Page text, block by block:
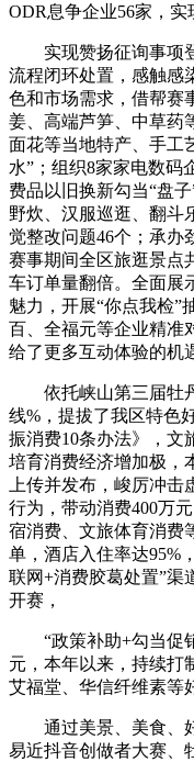
ODR息争企业56家，实
实现赞扬征询事项登
流程闭环处置，感触感
色和市场需求，借帮赛
姜、高端芦笋、中草药
面花等当地特产、手工
水”；组织8家家电数码
费品以旧换新勾当“盘
野炊、汉服巡逛、翻斗
觉整改问题46个；承办
赛事期间全区旅逛景点
车订单量翻倍。全面展
魅力，开展“你点我检”
百、全福元等企业精准
给了更多互动体验的机
依托峡山第三届牡丹
线%，提拔了我区特色
振消费10条办法》，文
培育消费经济增加极，
上传并发布，峻厉冲
行为，带动消费400万
宿消费、文旅体育消费
单，酒店入住率达95%
联网+消费胶葛处置”渠
开赛，
“政策补助+勾当促销
元，本年以来，持续打
艾福堂、华信纤维素等
通过美景、美食、好
易近抖音创做者大赛、